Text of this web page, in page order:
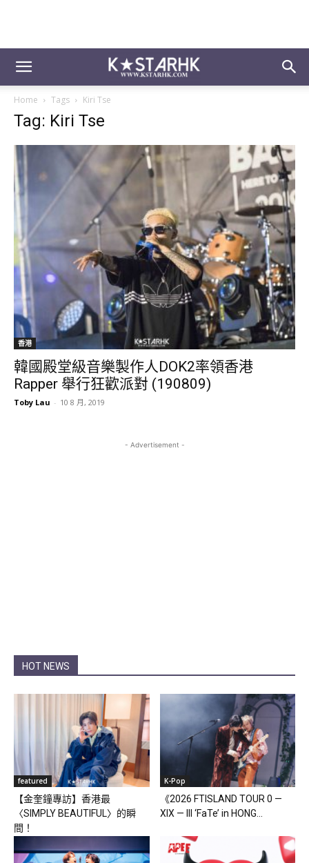
Home Tags Kiri Tse
Tag: Kiri Tse
香港
韓國殿堂級音樂製作人DOK2率領香港
Rapper 舉行狂歡派對 (190809)
Toby Lau - 10 8 月, 2019
- Advertisement -
HOT NEWS
featured
【金奎鐘專訪】香港最
〈SIMPLY BEAUTIFUL〉的瞬
間！
K-Pop
《2026 FTISLAND TOUR 0 —
XIX — III ‘FaTe’ in HONG...